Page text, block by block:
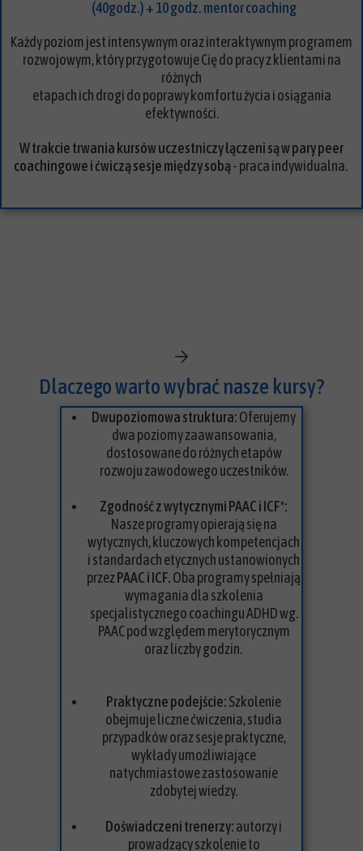
(40godz.) + 10 godz. mentor coaching
Każdy poziom jest intensywnym oraz interaktywnym programem
rozwojowym, który przygotowuje Cię do pracy z klientami na
różnych
etapach ich drogi do poprawy komfortu życia i osiągania
efektywności.
W trakcie trwania kursów uczestniczy łączeni są w pary peer
coachingowe i ćwiczą sesje między sobą- praca indywidualna.
Dlaczego warto wybrać nasze kursy?
Dwupoziomowa struktura:Oferujemy
dwa poziomy zaawansowania,
dostosowane do różnych etapów
rozwoju zawodowego uczestników.
Zgodność z wytycznymi PAAC i ICF*:
Nasze programy opierają się na
wytycznych, kluczowych kompetencjach
i standardach etycznych ustanowionych
przezPAAC i ICF.Oba programy spełniają
wymagania dla szkolenia
specjalistycznego coachingu ADHD wg.
PAAC pod względem merytorycznym
oraz liczby godzin.
Praktyczne podejście:Szkolenie
obejmuje liczne ćwiczenia, studia
przypadków oraz sesje praktyczne,
wykłady umożliwiające
natychmiastowe zastosowanie
zdobytej wiedzy.
Doświadczeni trenerzy:autorzy i
prowadzący szkolenie to